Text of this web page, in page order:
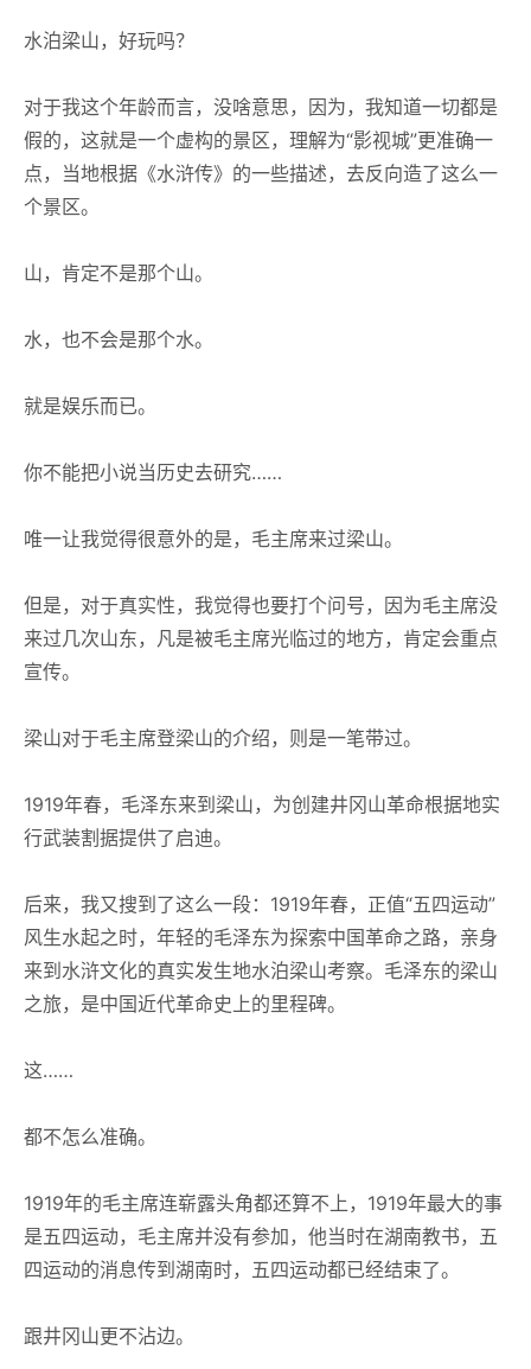
水泊梁山，好玩吗？
对于我这个年龄而言，没啥意思，因为，我知道一切都是
假的，这就是一个虚构的景区，理解为“影视城”更准确一
点，当地根据《水浒传》的一些描述，去反向造了这么一
个景区。
山，肯定不是那个山。
水，也不会是那个水。
就是娱乐而已。
你不能把小说当历史去研究……
唯一让我觉得很意外的是，毛主席来过梁山。
但是，对于真实性，我觉得也要打个问号，因为毛主席没
来过几次山东，凡是被毛主席光临过的地方，肯定会重点
宣传。
梁山对于毛主席登梁山的介绍，则是一笔带过。
1919年春，毛泽东来到梁山，为创建井冈山革命根据地实
行武装割据提供了启迪。
后来，我又搜到了这么一段：1919年春，正值“五四运动”
风生水起之时，年轻的毛泽东为探索中国革命之路，亲身
来到水浒文化的真实发生地水泊梁山考察。毛泽东的梁山
之旅，是中国近代革命史上的里程碑。
这……
都不怎么准确。
1919年的毛主席连崭露头角都还算不上，1919年最大的事
是五四运动，毛主席并没有参加，他当时在湖南教书，五
四运动的消息传到湖南时，五四运动都已经结束了。
跟井冈山更不沾边。